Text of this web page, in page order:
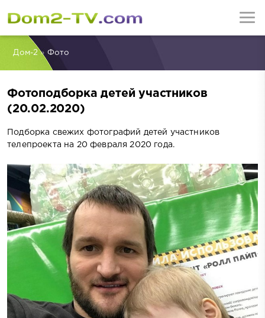
Дом-2» Фото
Фотоподборка детей участников
(20.02.2020)
Подборка свежих фотографий детей участников
телепроекта на 20 февраля 2020 года.